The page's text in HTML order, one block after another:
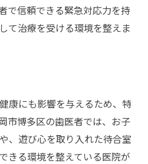
で信頼できる緊急対応力を持
て治療を受ける環境を整えま
康にも影響を与えるため、特
市博多区の歯医者では、お子
、遊び心を取り入れた待合室
きる環境を整えている医院が